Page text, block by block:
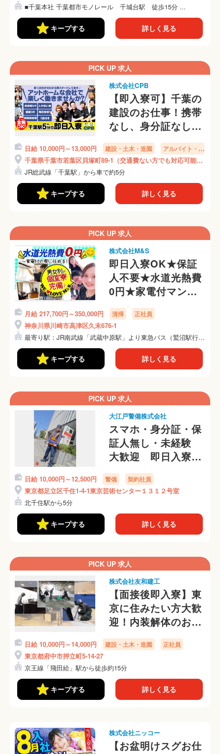
■千葉本社 千葉都市モノレール 千城台駅 徒歩15分 ...
キープする 詳しく見る
PICK UP 求人
株式会社CPB
【即入寮可】千葉の
建設のお仕事！携帯
なし、身分証なし
OKです◎交通費な
い方でも対応可能！
ご相談ください！
日給 10,000円～13,000円 建設・土木・造園
アルバイト・パ
ート
千葉県千葉市若葉区貝塚町89-1（交通費ない方でも対応可能！
ご相談ください！）
JR総武線「千葉駅」から車で約5分
キープする 詳しく見る
PICK UP 求人
株式会社M&S
即日入寮OK★保証
人不要★水道光熱費
0円★家電付マンシ
ョンに即入居OK
月給 217,700円～350,000円 清掃 正社員
神奈川県川崎市高津区久末676-1
最寄り駅：JR南武線「武蔵中原駅」より東急バス（鷲沼駅行
き）...
キープする 詳しく見る
PICK UP 求人
大江戸警備株式会社
スマホ・身分証・保
証人無し・未経験
大歓迎 即日入寮
可 ※交通費が無く
迎えが必要な方は通
話にて面接
日給 10,000円～12,500円 警備 契約社員
東京都足立区千住1-4-1東京芸術センター１３１２号室
北千住駅から5分
キープする 詳しく見る
PICK UP 求人
株式会社友和建工
【面接後即入寮】東
京に住みたい方大歓
迎！内装解体のお仕
事
日給 10,000円～14,000円 建設・土木・造園 正社員
東京都府中市押立町5-14-27
京王線「飛田給」駅から徒歩約15分
キープする 詳しく見る
株式会社ニッコー
【お盆明けスグお仕